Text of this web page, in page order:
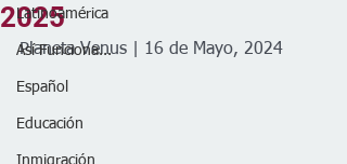
Latinoamérica
Así Funciona...
Español
Educación
Inmigración
2025
Planeta Venus | 16 de Mayo, 2024